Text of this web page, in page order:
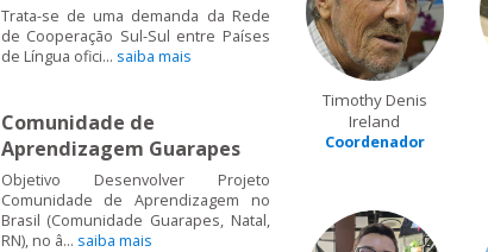
Trata-se de uma demanda da Rede
de Cooperação Sul-Sul entre Países
de Língua ofici... saiba mais
Comunidade de
Aprendizagem Guarapes
Objetivo Desenvolver Projeto
Comunidade de Aprendizagem no
Brasil (Comunidade Guarapes, Natal,
RN), no â... saiba mais
Timothy Denis
Ireland
Coordenador